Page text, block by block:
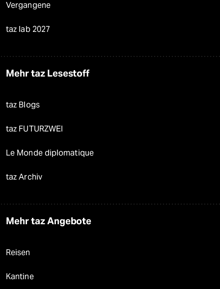
Vergangene
taz lab 2027
Mehr taz Lesestoff
taz Blogs
taz FUTURZWEI
Le Monde diplomatique
taz Archiv
Mehr taz Angebote
Reisen
Kantine